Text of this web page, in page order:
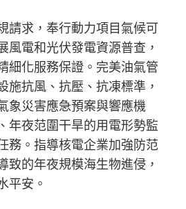
請求，奉行動力項目氣候可
風電和光伏發電資源普查，
細化服務保證。完美油氣管
施抗風、抗壓、抗凍標準，
象災害應急預案與響應機
年夜范圍干旱的用電形勢監
務。指導核電企業加強防范
致的年夜規模海生物進侵，
平安。